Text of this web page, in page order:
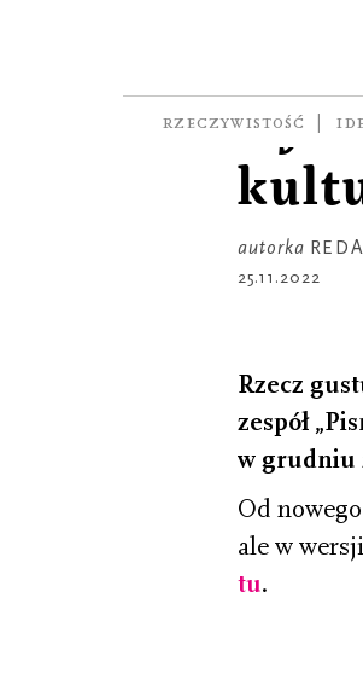
RZECZYWISTOŚĆ
autorka
25.11.2022
Rzecz
zespół
w grudniu
Od
ale w
tu.